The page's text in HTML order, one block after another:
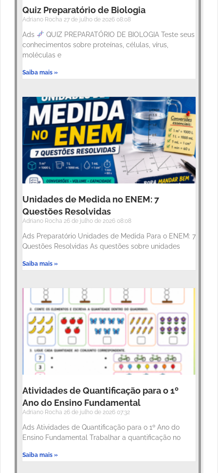
Quiz Preparatório de Biologia
Adriano Rocha 27 de julho de 2026 08:08
Ads
QUIZ PREPARATÓRIO DE BIOLOGIA Teste seus
conhecimentos sobre proteínas, células, vírus,
moléculas e
Saiba mais »
Unidades de Medida no ENEM: 7
Questões Resolvidas
Adriano Rocha 26 de julho de 2026 08:08
Ads Preparatório Unidades de Medida Para o ENEM: 7
Questões Resolvidas As questões sobre unidades
Saiba mais »
Atividades de Quantificação para o 1º
Ano do Ensino Fundamental
Adriano Rocha 26 de julho de 2026 07:32
Ads Atividades de Quantificação para o 1º Ano do
Ensino Fundamental Trabalhar a quantificação no
Saiba mais »